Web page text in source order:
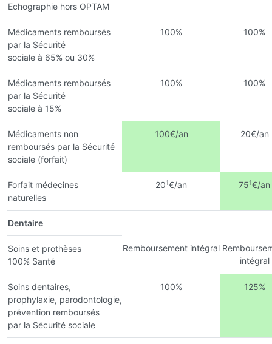
Echographie hors OPTAM
Médicaments remboursés
par la Sécurité
sociale à 65% ou 30%
100% 100%
Médicaments remboursés
par la Sécurité
sociale à 15%
100% 100%
Médicaments non
remboursés par la Sécurité
sociale (forfait)
100€/an 20€/an
Forfait médecines
naturelles
201€/an 751€/an
Dentaire
Soins et prothèses
100% Santé
Remboursement intégral
intégral
Soins dentaires,
prophylaxie, parodontologie,
prévention remboursés
par la Sécurité sociale
100% 125%